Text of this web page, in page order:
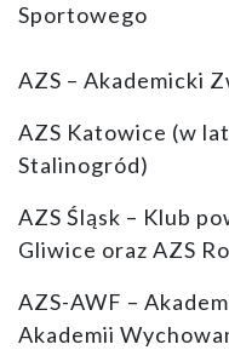
Sportowego
AZS – Akademicki
AZS Katowice (w
Stalinogród)
AZS Śląsk – Klub
Gliwice oraz AZS
AZS-AWF –
Akademii